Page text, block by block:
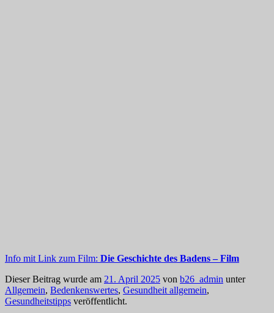
Info mit Link zum Film: Die Geschichte des Badens – Film
Dieser Beitrag wurde am 21. April 2025 von b26_admin unter
Allgemein, Bedenkenswertes, Gesundheit allgemein,
Gesundheitstipps veröffentlicht.